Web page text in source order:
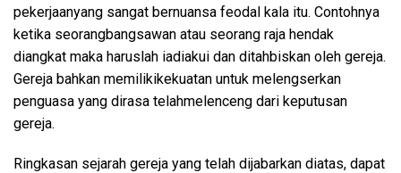
pekerjaanyang sangat bernuansa feodal kala itu. Contohnya
ketika seorangbangsawan atau seorang raja hendak
diangkat maka haruslah iadiakui dan ditahbiskan oleh gereja.
Gereja bahkan memilikikekuatan untuk melengserkan
penguasa yang dirasa telahmelenceng dari keputusan
gereja.
Ringkasan sejarah gereja yang telah dijabarkan diatas, dapat